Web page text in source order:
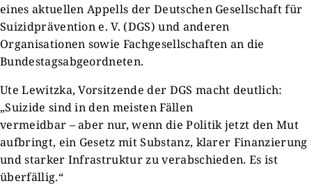
eines aktuellen Appells der Deutschen Gesellschaft für
Suizidprävention e. V. (DGS) und anderen
Organisationen sowie Fachgesellschaften an die
Bundestagsabgeordneten.
Ute Lewitzka, Vorsitzende der DGS macht deutlich:
„Suizide sind in den meisten Fällen
vermeidbar – aber nur, wenn die Politik jetzt den Mut
aufbringt, ein Gesetz mit Substanz, klarer Finanzierung
und starker Infrastruktur zu verabschieden. Es ist
überfällig.“